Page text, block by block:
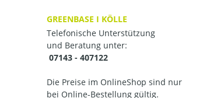
GREENBASE I KÖLLE
Telefonische Unterstützung
und Beratung unter:
07143 - 407122
Die Preise im OnlineShop sind nur
bei Online-Bestellung gültig.